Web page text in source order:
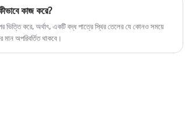
কাজ করে?
ভিত্তি করে, অর্থাৎ, একটি বদ্ধ পাত্রে স্থির তেলের যে কোনও সময়ে
মান অপরিবর্তিত থাকবে।